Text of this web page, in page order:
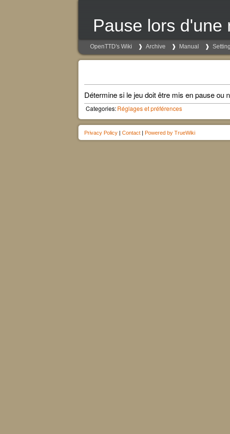
Pause lors d'une
OpenTTD's Wiki Archive Manual
Détermine si le jeu doit être mis en pause ou
Categories:Réglages et préférences
Privacy Policy | Contact | Powered by TrueWiki